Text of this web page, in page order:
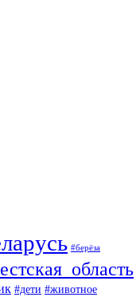
#берёза
#дети #животное